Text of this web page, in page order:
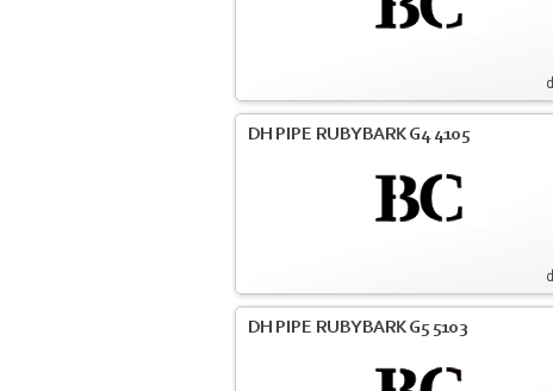
DH PIPE RUBYBARK G4 4105
DH PIPE RUBYBARK G5 5103